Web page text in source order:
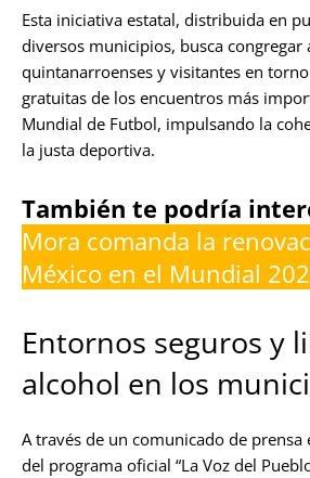
Esta iniciativa estatal, distribuida en
diversos municipios, busca congregar
quintanarroenses y visitantes en
gratuitas de los encuentros más
Mundial de Futbol, impulsando la
la justa deportiva.
También te podría
Mora comanda la
México en el Mundial
Entornos seguros y
alcohol en los
A través de un comunicado de
del programa oficial “La Voz del